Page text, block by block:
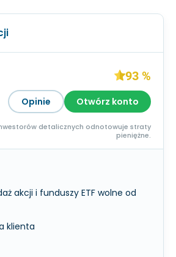
93 %
Opinie Otwórz konto
detalicznych odnotowuje straty
pieniężne.
akcji i funduszy ETF wolne od
klienta